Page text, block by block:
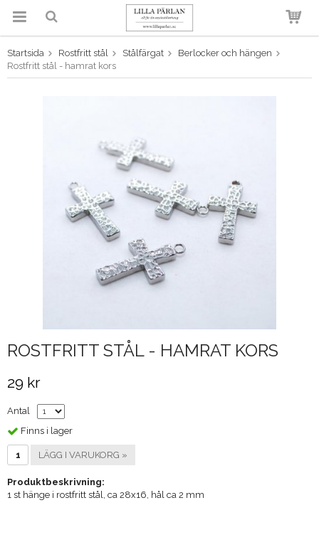
Produkten har blivit tillagd i
Startsida Rostfritt stål Stålfärgat
Berlocker och hängen
Rostfritt stål - hamrat kors
ROSTFRITT STÅL - HAMRAT KORS
29 kr
Antal
Finns i lager
LÄGG I VARUKORG »
Produktbeskrivning:
1 st hänge i rostfritt stål, ca 28x16, hål ca 2 mm